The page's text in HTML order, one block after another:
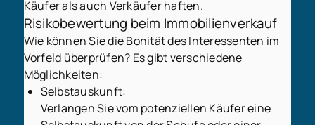
Käufer als auch Verkäufer haften.
Risikobewertung beim Immobilienverkauf
Wie können Sie die Bonität des Interessenten im
Vorfeld überprüfen? Es gibt verschiedene
Möglichkeiten:
Selbstauskunft:
Verlangen Sie vom potenziellen Käufer eine